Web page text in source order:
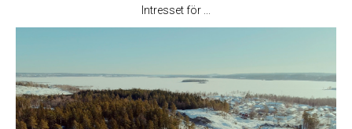
Intresset för ...